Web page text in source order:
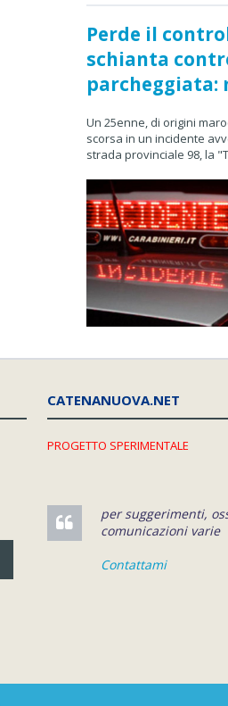
Perde il
schianta
parcheggiata:
Un 25enne, di origini
scorsa in un incidente
strada provinciale 98, la
CATENANUOVA.NET
PROGETTO SPERIMENTALE
per suggerimenti,
comunicazioni varie
Contattami